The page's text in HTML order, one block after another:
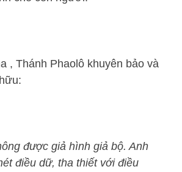
, Thánh Phaolô khuyên bảo và
được giả hình giả bộ. Anh
điều dữ, tha thiết với điều